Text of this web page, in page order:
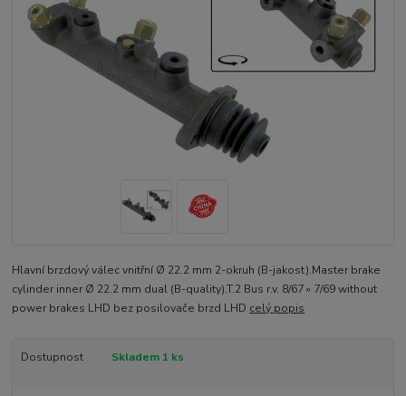
Hlavní brzdový válec vnitřní Ø 22.2 mm 2-okruh (B-jakost).Master brake
cylinder inner Ø 22.2 mm dual (B-quality).T.2 Bus r.v. 8/67 » 7/69 without
power brakes LHD bez posilovače brzd LHD celý popis
Dostupnost Skladem 1 ks